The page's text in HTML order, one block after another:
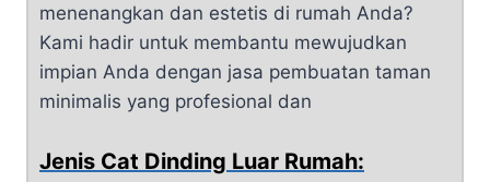
menenangkan dan estetis di rumah Anda?
Kami hadir untuk membantu mewujudkan
impian Anda dengan jasa pembuatan taman
minimalis yang profesional dan
Jenis Cat Dinding Luar Rumah: